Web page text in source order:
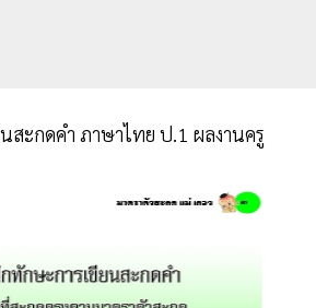
ะกดคำ ภาษาไทย ป.1 ผลงานครู